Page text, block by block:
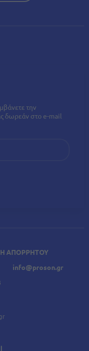
ΑΠΟΡΡΗΤΟΥ
info@proson.gr
την
δωρεάν στο e-mail